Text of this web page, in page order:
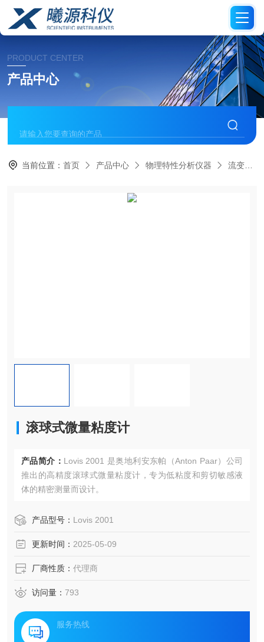
PRODUCT CENTER
产品中心
当前位置：首页 产品中心 物理特性分析仪器 流变仪/粘度计
滚球式微量粘度计
产品简介： Lovis 2001 是奥地利安东帕（Anton Paar）公司
推出的高精度滚球式微量粘度计，专为低粘度和剪切敏感液
体的精密测量而设计。
产品型号： Lovis 2001
更新时间： 2025-05-09
厂商性质： 代理商
访问量： 793
服务热线